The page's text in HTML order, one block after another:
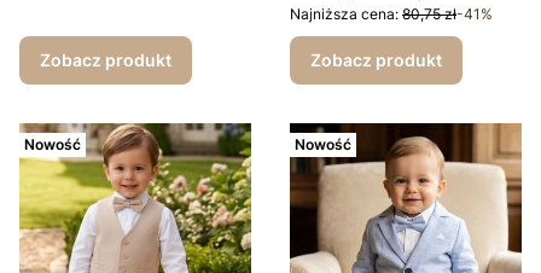
Zobacz produkt
Najniższa cena: 80,75 zł-41%
Zobacz produkt
Nowość Nowość